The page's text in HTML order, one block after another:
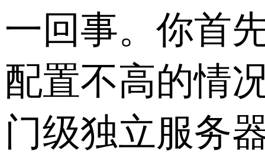
一回事。你首
配置不高的情
门级独立服务